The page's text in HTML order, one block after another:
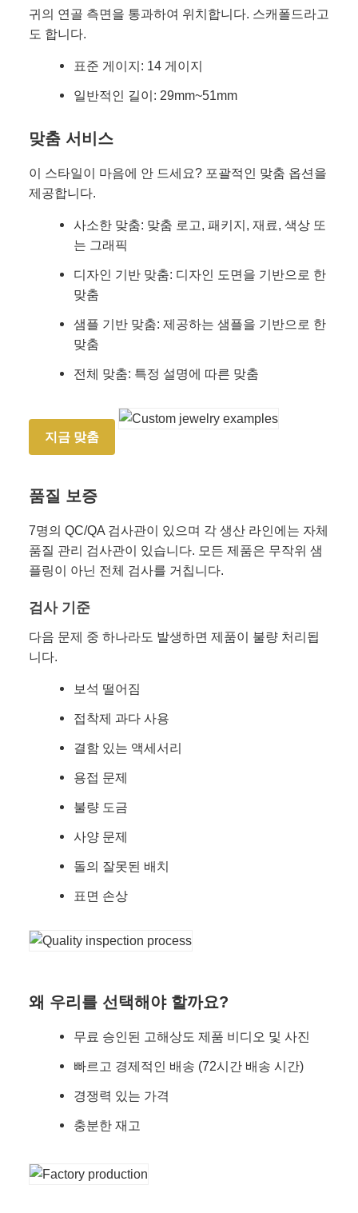
귀의 연골 측면을 통과하여 위치합니다. 스캐폴드라고
도 합니다.
표준 게이지: 14 게이지
일반적인 길이: 29mm~51mm
맞춤 서비스
이 스타일이 마음에 안 드세요? 포괄적인 맞춤 옵션을
제공합니다.
사소한 맞춤: 맞춤 로고, 패키지, 재료, 색상 또
는 그래픽
디자인 기반 맞춤: 디자인 도면을 기반으로 한
맞춤
샘플 기반 맞춤: 제공하는 샘플을 기반으로 한
맞춤
전체 맞춤: 특정 설명에 따른 맞춤
지금 맞춤
품질 보증
7명의 QC/QA 검사관이 있으며 각 생산 라인에는 자체
품질 관리 검사관이 있습니다. 모든 제품은 무작위 샘
플링이 아닌 전체 검사를 거칩니다.
검사 기준
다음 문제 중 하나라도 발생하면 제품이 불량 처리됩
니다.
보석 떨어짐
접착제 과다 사용
결함 있는 액세서리
용접 문제
불량 도금
사양 문제
돌의 잘못된 배치
표면 손상
왜 우리를 선택해야 할까요?
무료 승인된 고해상도 제품 비디오 및 사진
빠르고 경제적인 배송 (72시간 배송 시간)
경쟁력 있는 가격
충분한 재고